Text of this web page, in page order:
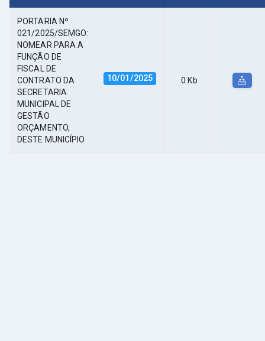
PORTARIA Nº
021/2025/SEMGO:
NOMEAR PARA A
FUNÇÃO DE
FISCAL DE
CONTRATO DA
SECRETARIA
MUNICIPAL DE
GESTÃO
ORÇAMENTO,
DESTE MUNICÍPIO
10/01/2025 0 Kb